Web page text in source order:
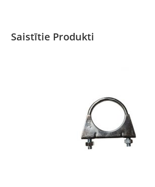
Saistītie Produkti